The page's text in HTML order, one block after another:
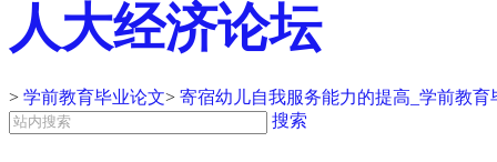
人大经济论坛
> 学前教育毕业论文> 寄宿幼儿自我服务能力的提高_学前教育
搜索